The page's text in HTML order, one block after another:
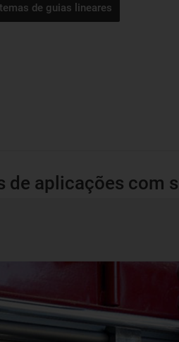
de guias lineares
de aplicações com